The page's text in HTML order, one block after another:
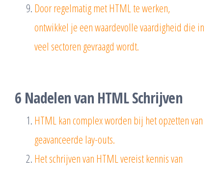
Door regelmatig met HTML te werken,
ontwikkel je een waardevolle vaardigheid die in
veel sectoren gevraagd wordt.
6 Nadelen van HTML Schrijven
HTML kan complex worden bij het opzetten van
geavanceerde lay-outs.
Het schrijven van HTML vereist kennis van